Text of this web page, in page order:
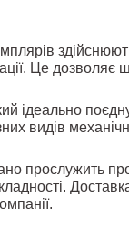
Це дозволяє
ідеально
видів
прослужить